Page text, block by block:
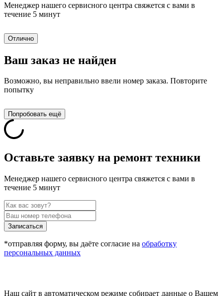
Менеджер нашего сервисного центра свяжется с вами в
течение 5 минут
Отлично
Ваш заказ не найден
Возможно, вы неправильно ввели номер заказа. Повторите
попытку
Попробовать ещё
Оставьте заявку на ремонт техники
Менеджер нашего сервисного центра свяжется с вами в
течение 5 минут
Записаться
*отправляя форму, вы даёте согласие на обработку
персональных данных
Наш сайт в автоматическом режиме собирает данные о Вашем